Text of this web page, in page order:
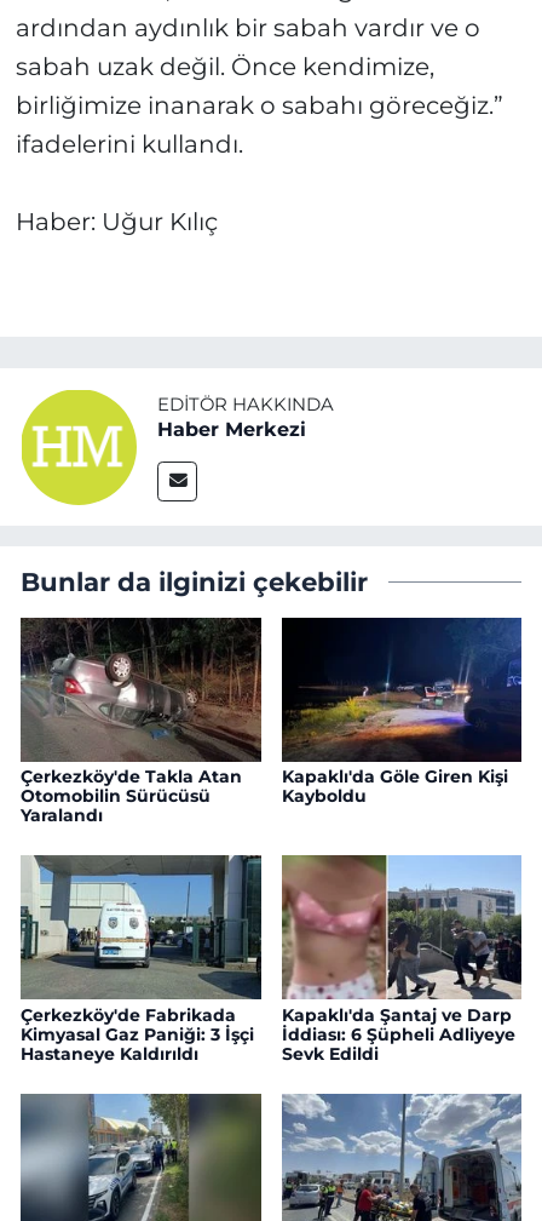
ardından aydınlık bir sabah vardır ve o
sabah uzak değil. Önce kendimize,
birliğimize inanarak o sabahı göreceğiz.”
ifadelerini kullandı.
Haber: Uğur Kılıç
EDITÖR HAKKINDA
Haber Merkezi
Bunlar da ilginizi çekebilir
Çerkezköy'de Takla Atan
Otomobilin Sürücüsü
Yaralandı
Kapaklı'da Göle Giren Kişi
Kayboldu
Çerkezköy'de Fabrikada
Kimyasal Gaz Paniği: 3 İşçi
Hastaneye Kaldırıldı
Kapaklı'da Şantaj ve Darp
İddiası: 6 Şüpheli Adliyeye
Sevk Edildi